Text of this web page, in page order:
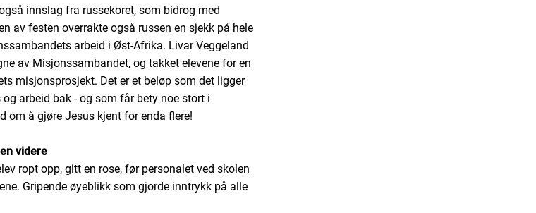
innslag fra russekoret, som bidrog med
av festen overrakte også russen en sjekk på hele
arbeid i Øst-Afrika. Livar Veggeland
av Misjonssambandet, og takket elevene for en
misjonsprosjekt. Det er et beløp som det ligger
arbeid bak - og som får bety noe stort i
om å gjøre Jesus kjent for enda flere!
videre
ropt opp, gitt en rose, før personalet ved skolen
Gripende øyeblikk som gjorde inntrykk på alle